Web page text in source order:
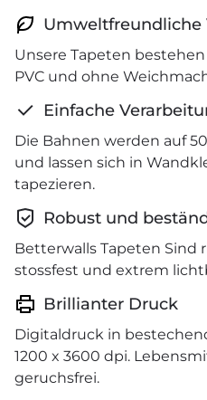
Umweltfreundliche
Unsere Tapeten bestehen
PVC und ohne
Einfache
Die Bahnen werden auf
und lassen sich in
tapezieren.
Robust und
Betterwalls Tapeten Sind
stossfest und extrem
Brillianter Druck
Digitaldruck in
1200 x 3600 dpi.
geruchsfrei.